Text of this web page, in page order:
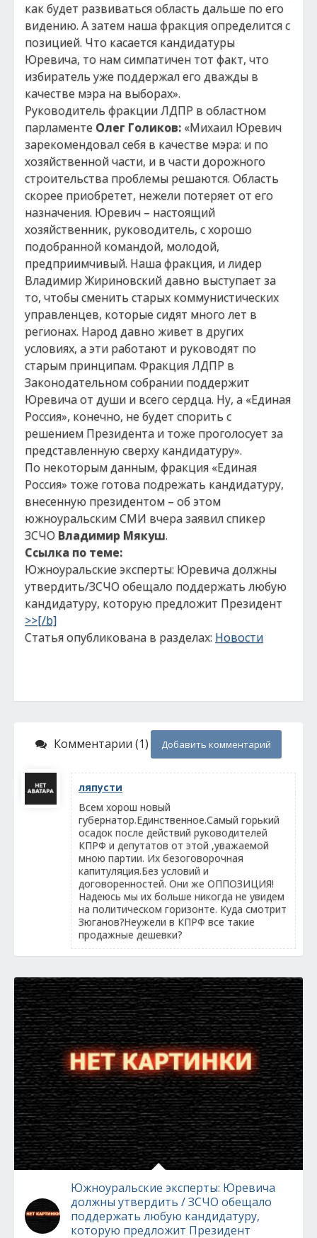
как будет развиваться область дальше по его
видению. А затем наша фракция определится с
позицией. Что касается кандидатуры
Юревича, то нам симпатичен тот факт, что
избиратель уже поддержал его дважды в
качестве мэра на выборах».
Руководитель фракции ЛДПР в областном
парламенте Олег Голиков: «Михаил Юревич
зарекомендовал себя в качестве мэра: и по
хозяйственной части, и в части дорожного
строительства проблемы решаются. Область
скорее приобретет, нежели потеряет от его
назначения. Юревич – настоящий
хозяйственник, руководитель, с хорошо
подобранной командой, молодой,
предприимчивый. Наша фракция, и лидер
Владимир Жириновский давно выступает за
то, чтобы сменить старых коммунистических
управленцев, которые сидят много лет в
регионах. Народ давно живет в других
условиях, а эти работают и руководят по
старым принципам. Фракция ЛДПР в
Законодательном собрании поддержит
Юревича от души и всего сердца. Ну, а «Единая
Россия», конечно, не будет спорить с
решением Президента и тоже проголосует за
представленную сверху кандидатуру».
По некоторым данным, фракция «Единая
Россия» тоже готова подрежать кандидатуру,
внесенную президентом – об этом
южноуральским СМИ вчера заявил спикер
ЗСЧО Владимир Мякуш.
Ссылка по теме:
Южноуральские эксперты: Юревича должны
утвердить/ЗСЧО обещало поддержать любую
кандидатуру, которую предложит Президент
>>[/b]
Статья опубликована в разделах: Новости
Комментарии (1) Добавить комментарий
ляпусти
Всем хорош новый
губернатор.Единственное.Самый горький
осадок после действий руководителей
КПРФ и депутатов от этой ,уважаемой
мною партии. Их безоговорочная
капитуляция.Без условий и
договоренностей. Они же ОППОЗИЦИЯ!
Надеюсь мы их больше никогда не увидем
на политическом горизонте. Куда смотрит
Зюганов?Неужели в КПРФ все такие
продажные дешевки?
Южноуральские эксперты: Юревича
должны утвердить / ЗСЧО обещало
поддержать любую кандидатуру,
которую предложит Президент